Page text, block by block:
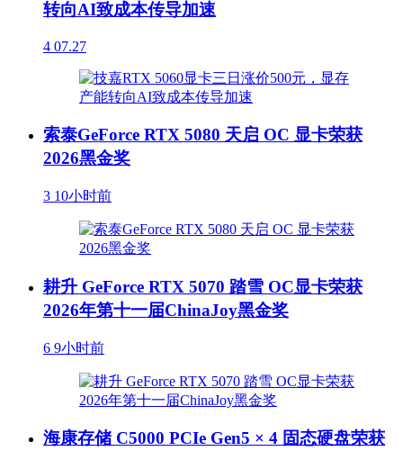
转向AI致成本传导加速
4 07.27
索泰GeForce RTX 5080 天启 OC 显卡荣获
2026黑金奖
3 10小时前
耕升 GeForce RTX 5070 踏雪 OC显卡荣获
2026年第十一届ChinaJoy黑金奖
6 9小时前
海康存储 C5000 PCIe Gen5 × 4 固态硬盘荣获